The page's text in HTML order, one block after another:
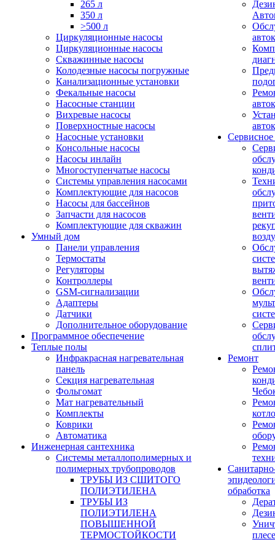
265 л
350 л
>500 л
Циркуляционные насосы
Циркуляционные насосы
Скважинные насосы
Колодезные насосы погружные
Канализационные установки
Фекальные насосы
Насосные станции
Вихревые насосы
Поверхностные насосы
Насосные установки
Консольные насосы
Насосы инлайн
Многоступенчатые насосы
Системы управления насосами
Комплектующие для насосов
Насосы для бассейнов
Запчасти для насосов
Комплектующие для скважин
Умный дом
Панели управления
Термостаты
Регуляторы
Контроллеры
GSM-сигнализации
Адаптеры
Датчики
Дополнительное оборудование
Программное обеспечение
Теплые полы
Инфракрасная нагревательная
панель
Секция нагревательная
Фольгомат
Мат нагревательный
Комплекты
Коврики
Автоматика
Инженерная сантехника
Системы металлополимерных и
полимерных трубопроводов
ТРУБЫ ИЗ СШИТОГО
ПОЛИЭТИЛЕНА
ТРУБЫ ИЗ
ПОЛИЭТИЛЕНА
ПОВЫШЕННОЙ
ТЕРМОСТОЙКОСТИ
Ремонт
обработка